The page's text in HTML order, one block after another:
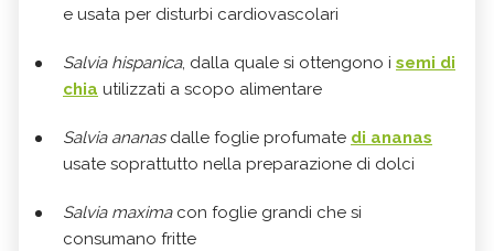
e usata per disturbi cardiovascolari
Salvia hispanica, dalla quale si ottengono i semi di
chia utilizzati a scopo alimentare
Salvia ananasdalle foglie profumate di ananas
usate soprattutto nella preparazione di dolci
Salvia maximacon foglie grandi che si
consumano fritte